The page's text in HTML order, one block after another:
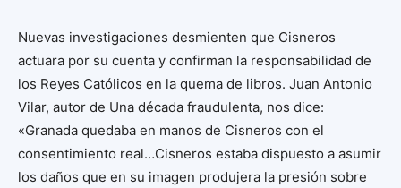
Nuevas investigaciones desmienten que Cisneros
actuara por su cuenta y confirman la responsabilidad de
los Reyes Católicos en la quema de libros. Juan Antonio
Vilar, autor de Una década fraudulenta, nos dice:
«Granada quedaba en manos de Cisneros con el
consentimiento real…Cisneros estaba dispuesto a asumir
los daños que en su imagen produjera la presión sobre